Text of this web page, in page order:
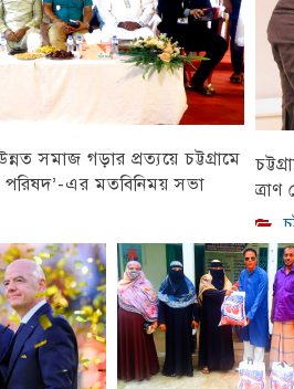
সমাজ গড়ার প্রত্যয়ে চট্টগ্রামে
এর মতবিনিময় সভা